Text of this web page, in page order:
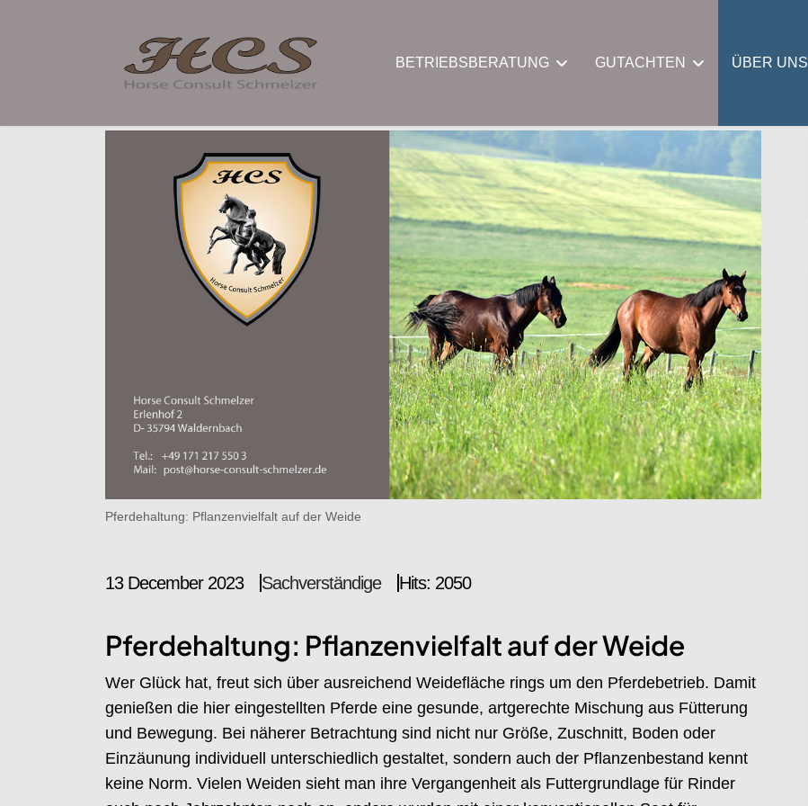
BETRIEBSBERATUNG GUTACHTEN ÜBER UNS
Pferdehaltung: Pflanzenvielfalt auf der Weide
13 December 2023 Sachverständige Hits: 2050
Pferdehaltung: Pflanzenvielfalt auf der Weide
Wer Glück hat, freut sich über ausreichend Weidefläche rings um den Pferdebetrieb. Damit
genießen die hier eingestellten Pferde eine gesunde, artgerechte Mischung aus Fütterung
und Bewegung. Bei näherer Betrachtung sind nicht nur Größe, Zuschnitt, Boden oder
Einzäunung individuell unterschiedlich gestaltet, sondern auch der Pflanzenbestand kennt
keine Norm. Vielen Weiden sieht man ihre Vergangenheit als Futtergrundlage für Rinder